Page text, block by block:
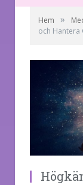
Hem »
och Hantera